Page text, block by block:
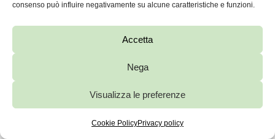
consenso può influire negativamente su alcune caratteristiche e funzioni.
Accetta
Nega
Visualizza le preferenze
Cookie PolicyPrivacy policy